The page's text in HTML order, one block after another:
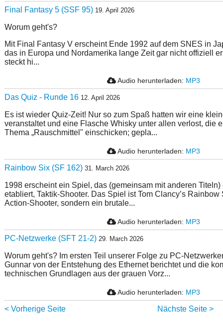
Final Fantasy 5 (SSF 95) 19. April 2026
Worum geht's?
Mit Final Fantasy V erscheint Ende 1992 auf dem SNES in
das in Europa und Nordamerika lange Zeit gar nicht offiziell
steckt hi...
Audio herunterladen: MP3
Das Quiz - Runde 16 12. April 2026
Es ist wieder Quiz-Zeit! Nur so zum Spaß hatten wir eine
veranstaltet und eine Flasche Whisky unter allen verlost, die
Thema „Rauschmittel" einschicken; gepla...
Audio herunterladen: MP3
Rainbow Six (SF 162) 31. March 2026
1998 erscheint ein Spiel, das (gemeinsam mit anderen
etabliert, Taktik-Shooter. Das Spiel ist Tom Clancy’s
Action-Shooter, sondern ein brutale...
Audio herunterladen: MP3
PC-Netzwerke (SFT 21-2) 29. March 2026
Worum geht's? Im ersten Teil unserer Folge zu PC-
Gunnar von der Entstehung des Ethernet berichtet und die
technischen Grundlagen aus der grauen Vorz...
Audio herunterladen: MP3
< Vorherige Seite Nächste Seite >